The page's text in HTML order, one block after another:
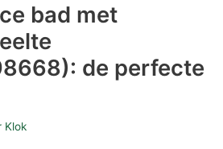
bad met
de perfecte
Klok